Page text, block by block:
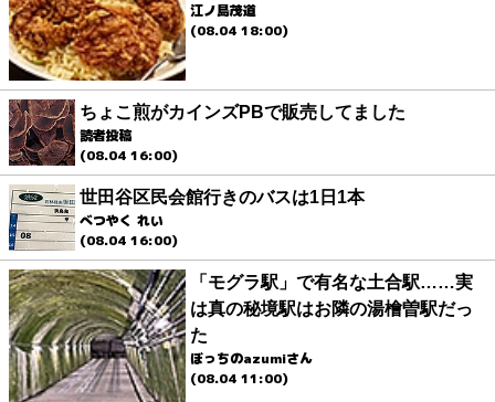
江ノ島茂道
(08.04 18:00)
ちょこ煎がカインズPBで販売してました
読者投稿
(08.04 16:00)
世田谷区民会館行きのバスは1日1本
べつやく れい
(08.04 16:00)
「モグラ駅」で有名な土合駅……実
は真の秘境駅はお隣の湯檜曽駅だっ
た
ぼっちのazumiさん
(08.04 11:00)